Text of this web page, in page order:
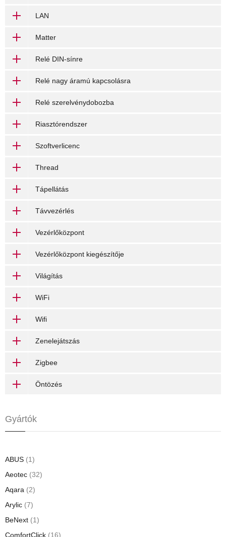
LAN
Matter
Relé DIN-sínre
Relé nagy áramú kapcsolásra
Relé szerelvénydobozba
Riasztórendszer
Szoftverlicenc
Thread
Tápellátás
Távvezérlés
Vezérlőközpont
Vezérlőközpont kiegészítője
Világítás
WiFi
Wifi
Zenelejátszás
Zigbee
Öntözés
Gyártók
ABUS (1)
Aeotec (32)
Aqara (2)
Arylic (7)
BeNext (1)
ComfortClick (16)